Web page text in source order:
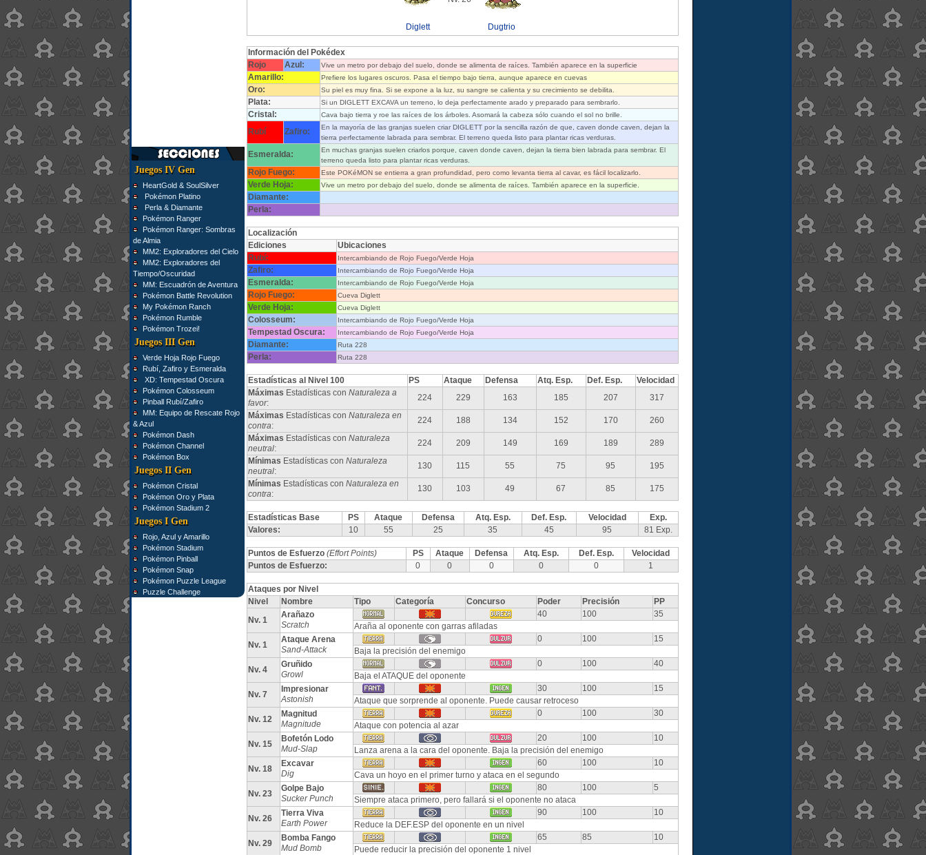
Juegos IV Gen
HeartGold & SoulSilver
Pokémon Platino
Perla & Diamante
Pokémon Ranger
Pokémon Ranger: Sombras
de Almia
MM2: Exploradores del Cielo
MM2: Exploradores del
Tiempo/Oscuridad
MM: Escuadrón de Aventura
Pokémon Battle Revolution
My Pokémon Ranch
Pokémon Rumble
Pokémon Trozei!
Juegos III Gen
Verde Hoja Rojo Fuego
Rubí, Zafiro y Esmeralda
XD: Tempestad Oscura
Pokémon Colosseum
Pinball Rubí/Zafiro
MM: Equipo de Rescate Rojo
& Azul
Pokémon Dash
Pokémon Channel
Pokémon Box
Juegos II Gen
Pokémon Cristal
Pokémon Oro y Plata
Pokémon Stadium 2
Juegos I Gen
Rojo, Azul y Amarillo
Pokémon Stadium
Pokémon Pinball
Pokémon Snap
Pokémon Puzzle League
Puzzle Challenge
Diglett Dugtrio
Información del Pokédex
Rojo
Azul: Vive un metro por debajo del suelo, donde se alimenta de raíces. También aparece en la superficie
Amarillo: Prefiere los lugares oscuros. Pasa el tiempo bajo tierra, aunque aparece en cuevas
Oro: Su piel es muy fina. Si se expone a la luz, su sangre se calienta y su crecimiento se debilita.
Plata: Si un DIGLETT EXCAVA un terreno, lo deja perfectamente arado y preparado para sembrarlo.
Cristal: Cava bajo tierra y roe las raíces de los árboles. Asomará la cabeza sólo cuando el sol no brille.
Rubí Zafiro:
En la mayoría de las granjas suelen criar DIGLETT por la sencilla razón de que, caven donde caven, dejan la
tierra perfectamente labrada para sembrar. El terreno queda listo para plantar ricas verduras.
Esmeralda:
En muchas granjas suelen criarlos porque, caven donde caven, dejan la tierra bien labrada para sembrar. El
terreno queda listo para plantar ricas verduras.
Rojo Fuego: Este POKéMON se entierra a gran profundidad, pero como levanta tierra al cavar, es fácil localizarlo.
Verde Hoja: Vive un metro por debajo del suelo, donde se alimenta de raíces. También aparece en la superficie.
Diamante:
Perla:
Localización
Ediciones
Ubicaciones
Rubí:
Intercambiando de Rojo Fuego/Verde Hoja
Zafiro: Intercambiando de Rojo Fuego/Verde Hoja
Esmeralda: Intercambiando de Rojo Fuego/Verde Hoja
Rojo Fuego: Cueva Diglett
Verde Hoja: Cueva Diglett
Colosseum: Intercambiando de Rojo Fuego/Verde Hoja
Tempestad Oscura: Intercambiando de Rojo Fuego/Verde Hoja
Diamante: Ruta 228
Perla: Ruta 228
Estadísticas al Nivel 100 PS Ataque Defensa Atq. Esp. Def. Esp.
Velocidad
Máximas Estadísticas con Naturaleza a
favor:
224 229 163 185 207
317
Máximas Estadísticas con Naturaleza en
contra:
224 188 134 152 170
260
Máximas Estadísticas con Naturaleza
neutral:
224 209 149 169 189
289
Mínimas Estadísticas con Naturaleza
neutral:
130 115 55 75 95
195
Mínimas Estadísticas con Naturaleza en
contra:
130 103 49 67 85 175
Estadísticas Base PS Ataque Defensa Atq. Esp. Def. Esp. Velocidad
Exp.
Valores:
10 55 25 35 45 95 81 Exp.
Puntos de Esfuerzo (Effort Points) PS Ataque Defensa Atq. Esp. Def. Esp.
Velocidad
Puntos de Esfuerzo:
0 0 0 0 0 1
Ataques por Nivel
Nivel
Nombre Tipo Categoría Concurso Poder Precisión
PP
Nv. 1
Arañazo
Scratch
40 100
35
Araña al oponente con garras afiladas
Nv. 1
Ataque Arena
Sand-Attack
0 100
15
Baja la precisión del enemigo
Nv. 4
Gruñido
Growl
0 100
40
Baja el ATAQUE del oponente
Nv. 7
Impresionar
Astonish
30 100
15
Ataque que sorprende al oponente. Puede causar retroceso
Nv. 12
Magnitud
Magnitude
0 100
30
Ataque con potencia al azar
Nv. 15
Bofetón Lodo
Mud-Slap
20 100
10
Lanza arena a la cara del oponente. Baja la precisión del enemigo
Nv. 18
Excavar
Dig
60 100
10
Cava un hoyo en el primer turno y ataca en el segundo
Nv. 23
Golpe Bajo
Sucker Punch
80 100
5
Siempre ataca primero, pero fallará si el oponente no ataca
Nv. 26
Tierra Viva
Earth Power
90 100
10
Reduce la DEF.ESP del oponente en un nivel
Nv. 29
Bomba Fango
Mud Bomb
65 85
10
Puede reducir la precisión del oponente 1 nivel